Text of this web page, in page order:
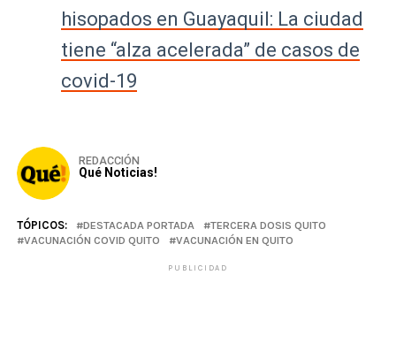
hisopados en Guayaquil: La ciudad
tiene “alza acelerada” de casos de
covid-19
REDACCIÓN
Qué Noticias!
TÓPICOS: DESTACADA PORTADA
TERCERA DOSIS QUITO
VACUNACIÓN COVID QUITO
VACUNACIÓN EN QUITO
PUBLICIDAD